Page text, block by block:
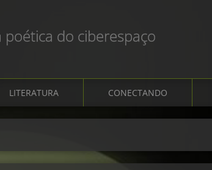
poética do ciberespaço
LITERATURA CONECTANDO